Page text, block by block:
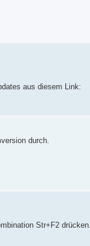
aus diesem Link:
durch.
Str+F2 drücken.